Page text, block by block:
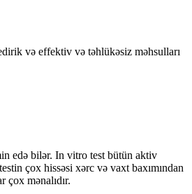
və effektiv və təhlükəsiz məhsulları
edə bilər. In vitro test bütün aktiv
çox hissəsi xərc və vaxt baxımından
mənalıdır.